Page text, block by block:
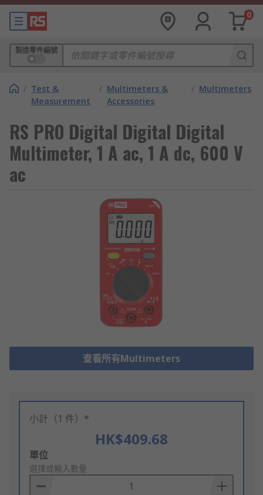
0
製造零件編號
/ Test &
Measurement
/ Multimeters &
Accessories
/ Multimeters
RS PRO Digital Digital Digital
Multimeter, 1 A ac, 1 A dc, 600 V
ac
查看所有Multimeters
小計（1 件）*
HK$409.68
Add
to
Basket
單位
選擇或輸入數量